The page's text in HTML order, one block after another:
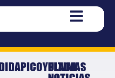
ULTIMAS